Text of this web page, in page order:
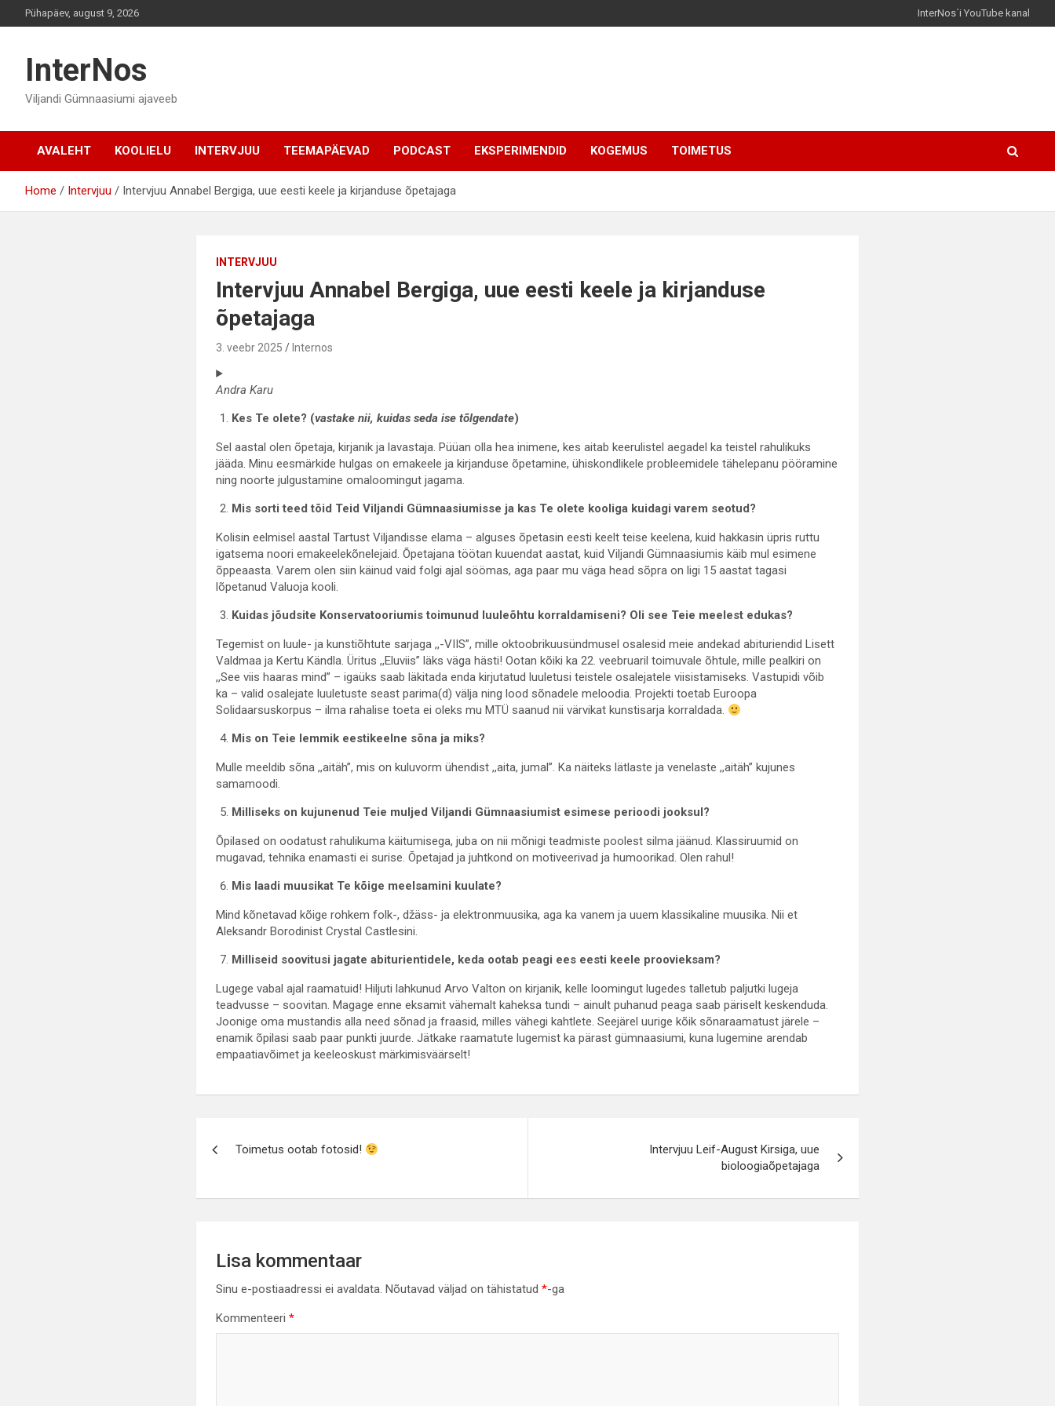
to
Pühapäev, august 9, 2026 InterNos´i YouTube kanal
InterNos
Viljandi Gümnaasiumi ajaveeb
AVALEHT KOOLIELU INTERVJUU TEEMAPÄEVAD PODCAST EKSPERIMENDID KOGEMUS TOIMETUS
Home Intervjuu Intervjuu Annabel Bergiga, uue eesti keele ja kirjanduse õpetajaga
INTERVJUU
Intervjuu Annabel Bergiga, uue eesti keele ja kirjanduse
õpetajaga
3. veebr 2025 Internos
Andra Karu
Kes Te olete? (vastake nii, kuidas seda ise tõlgendate)
Sel aastal olen õpetaja, kirjanik ja lavastaja. Püüan olla hea inimene, kes aitab keerulistel aegadel ka teistel rahulikuks
jääda. Minu eesmärkide hulgas on emakeele ja kirjanduse õpetamine, ühiskondlikele probleemidele tähelepanu pööramine
ning noorte julgustamine omaloomingut jagama.
Mis sorti teed tõid Teid Viljandi Gümnaasiumisse ja kas Te olete kooliga kuidagi varem seotud?
Kolisin eelmisel aastal Tartust Viljandisse elama – alguses õpetasin eesti keelt teise keelena, kuid hakkasin üpris ruttu
igatsema noori emakeelekõnelejaid. Õpetajana töötan kuuendat aastat, kuid Viljandi Gümnaasiumis käib mul esimene
õppeaasta. Varem olen siin käinud vaid folgi ajal söömas, aga paar mu väga head sõpra on ligi 15 aastat tagasi
lõpetanud Valuoja kooli.
Kuidas jõudsite Konservatooriumis toimunud luuleõhtu korraldamiseni? Oli see Teie meelest edukas?
Tegemist on luule- ja kunstiõhtute sarjaga ,,-VIIS”, mille oktoobrikuusündmusel osalesid meie andekad abituriendid Lisett
Valdmaa ja Kertu Kändla. Üritus ,,Eluviis” läks väga hästi! Ootan kõiki ka 22. veebruaril toimuvale õhtule, mille pealkiri on
,,See viis haaras mind” – igaüks saab läkitada enda kirjutatud luuletusi teistele osalejatele viisistamiseks. Vastupidi võib
ka – valid osalejate luuletuste seast parima(d) välja ning lood sõnadele meloodia. Projekti toetab Euroopa
Solidaarsuskorpus – ilma rahalise toeta ei oleks mu MTÜ saanud nii värvikat kunstisarja korraldada.
Mis on Teie lemmik eestikeelne sõna ja miks?
Mulle meeldib sõna ,,aitäh”, mis on kuluvorm ühendist ,,aita, jumal”. Ka näiteks lätlaste ja venelaste ,,aitäh” kujunes
samamoodi.
Milliseks on kujunenud Teie muljed Viljandi Gümnaasiumist esimese perioodi jooksul?
Õpilased on oodatust rahulikuma käitumisega, juba on nii mõnigi teadmiste poolest silma jäänud. Klassiruumid on
mugavad, tehnika enamasti ei surise. Õpetajad ja juhtkond on motiveerivad ja humoorikad. Olen rahul!
Mis laadi muusikat Te kõige meelsamini kuulate?
Mind kõnetavad kõige rohkem folk-, džäss- ja elektronmuusika, aga ka vanem ja uuem klassikaline muusika. Nii et
Aleksandr Borodinist Crystal Castlesini.
Milliseid soovitusi jagate abiturientidele, keda ootab peagi ees eesti keele proovieksam?
Lugege vabal ajal raamatuid! Hiljuti lahkunud Arvo Valton on kirjanik, kelle loomingut lugedes talletub paljutki lugeja
teadvusse – soovitan. Magage enne eksamit vähemalt kaheksa tundi – ainult puhanud peaga saab päriselt keskenduda.
Joonige oma mustandis alla need sõnad ja fraasid, milles vähegi kahtlete. Seejärel uurige kõik sõnaraamatust järele –
enamik õpilasi saab paar punkti juurde. Jätkake raamatute lugemist ka pärast gümnaasiumi, kuna lugemine arendab
empaatiavõimet ja keeleoskust märkimisväärselt!
Toimetus ootab fotosid!
Intervjuu Leif-August Kirsiga, uue
bioloogiaõpetajaga
Lisa kommentaar
Sinu e-postiaadressi ei avaldata. Nõutavad väljad on tähistatud*-ga
Kommenteeri*